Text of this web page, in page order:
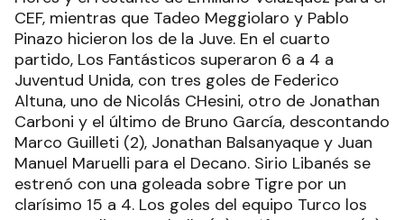
CEF, mientras que Tadeo Meggiolaro y Pablo
Pinazo hicieron los de la Juve. En el cuarto
partido, Los Fantásticos superaron 6 a 4 a
Juventud Unida, con tres goles de Federico
Altuna, uno de Nicolás CHesini, otro de Jonathan
Carboni y el último de Bruno García, descontando
Marco Guilleti (2), Jonathan Balsanyaque y Juan
Manuel Maruelli para el Decano. Sirio Libanés se
estrenó con una goleada sobre Tigre por un
clarísimo 15 a 4. Los goles del equipo Turco los